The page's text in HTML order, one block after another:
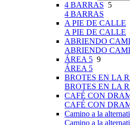
4 BARRAS 5
4 BARRAS
A PIE DE CALLE
A PIE DE CALLE
ABRIENDO
ABRIENDO
ÁREA 5 9
ÁREA 5
BROTES EN LA
BROTES EN LA
CAFÉ CON
CAFÉ CON
Camino a la
Camino a la